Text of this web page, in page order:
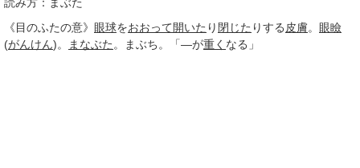
《目のふたの意》 眼球をおおって開いた り 閉じた りする 皮膚。 眼瞼
(がんけん)。 まなぶた 。まぶち。「―が重く なる」